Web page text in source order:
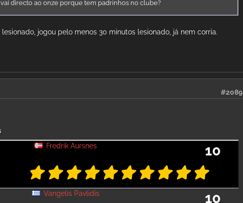
directo ao onze porque tem padrinhos no clube?
jogou pelo menos 30 minutos lesionado, já nem corria.
#2089
Fredrik Aursnes
10
Vangelis Pavlidis 10